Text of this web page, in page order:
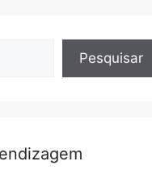
Pesquisar